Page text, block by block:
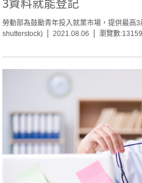
3資料就能登記
勞動部為鼓勵青年投入就業市場，提供最高
shutterstock)
2021.08.06 瀏覽數:13159